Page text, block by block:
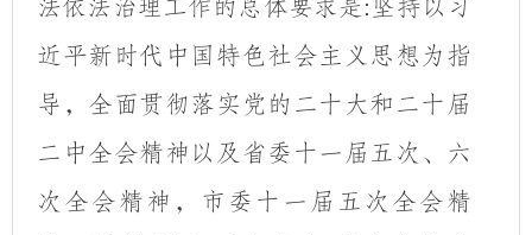
法依法治理工作的总体要求是: 坚持以习
近平新时代中国特色社会主义思想为指
导，全面贯彻落实党的二十大和二十届
二中全会精神以及省委十一届五次、六
次全会精神，市委十一届五次全会精